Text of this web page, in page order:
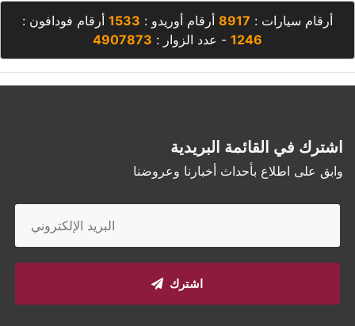
أرقام سيارات : 8917 أرقام أوريدو : 1533 أرقام فودافون :
1246 - عدد الزوار : 4907873
اشترك في القائمة البريدية
وابق على اطلاع بأحداث أخبارنا وعروضنا
اشترك